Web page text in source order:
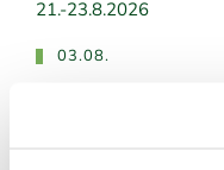
21.-23.8.2026
03.08.